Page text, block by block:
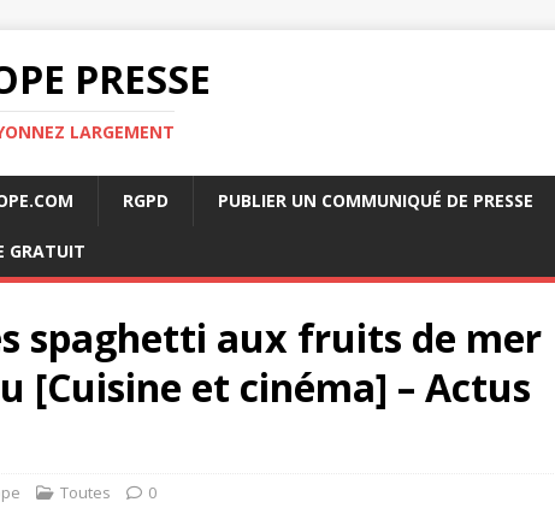
PRESSE
LARGEMENT
RGPD PUBLIER UN COMMUNIQUÉ DE PRESSE
GRATUIT
spaghetti aux fruits de mer
[Cuisine et cinéma] – Actus
Toutes 0